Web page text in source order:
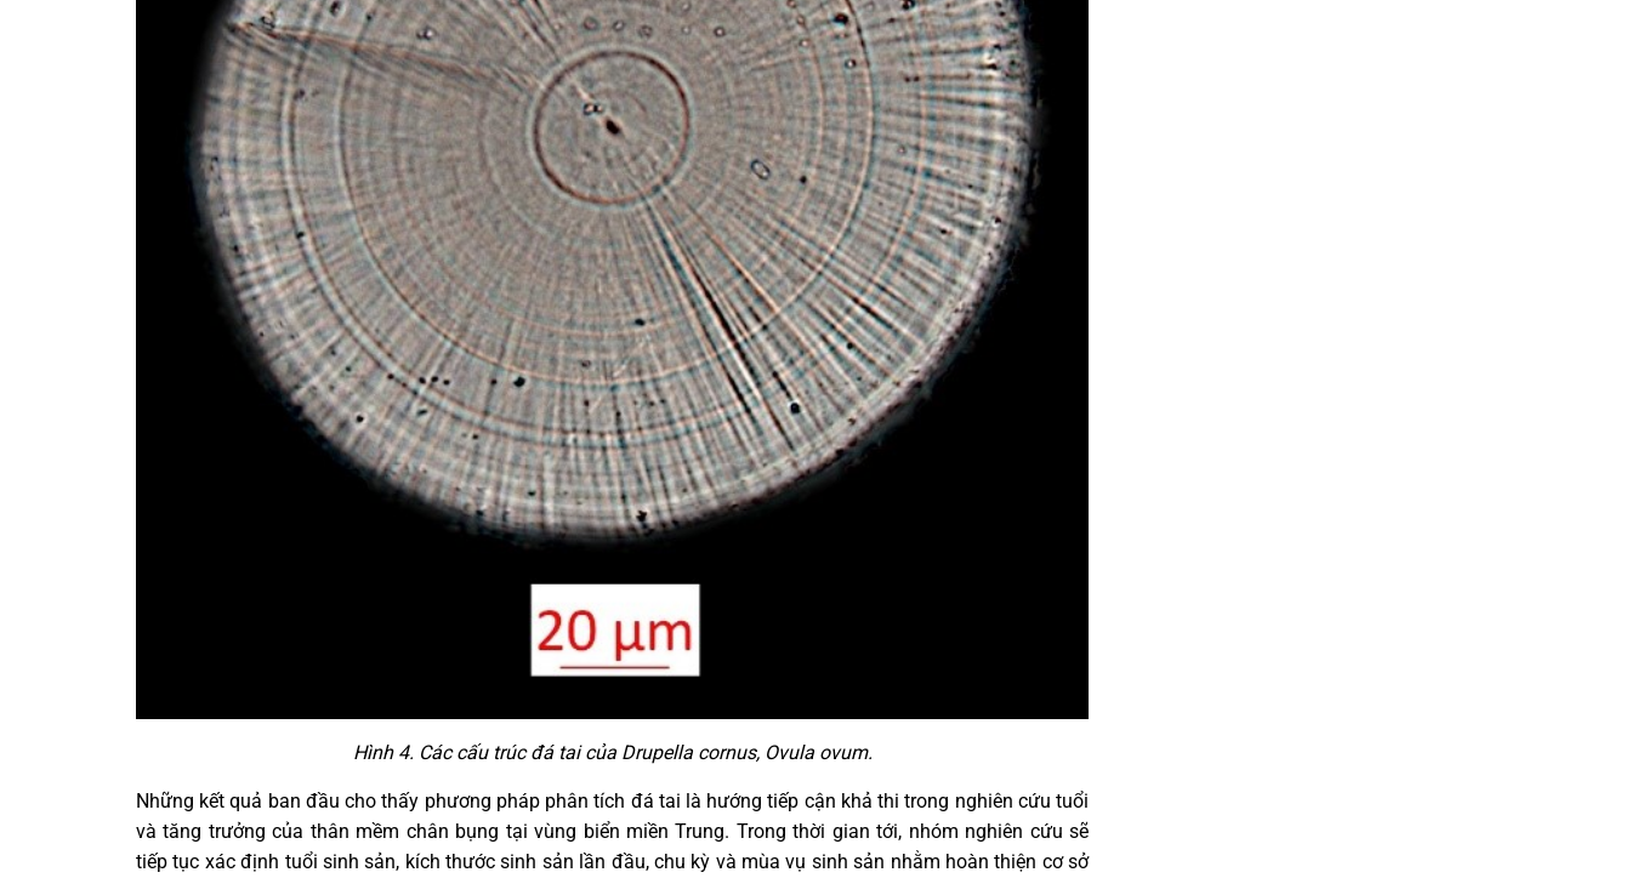
Hình 4. Các cấu trúc đá tai của Drupella cornus, Ovula ovum.
Những kết quả ban đầu cho thấy phương pháp phân tích đá tai là hướng tiếp cận khả thi trong nghiên cứu tuổi
và tăng trưởng của thân mềm chân bụng tại vùng biển miền Trung. Trong thời gian tới, nhóm nghiên cứu sẽ
tiếp tục xác định tuổi sinh sản, kích thước sinh sản lần đầu, chu kỳ và mùa vụ sinh sản nhằm hoàn thiện cơ sở